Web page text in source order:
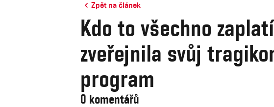
Zpět na článek
Kdo to všechno
zveřejnila svůj
program
0 komentářů